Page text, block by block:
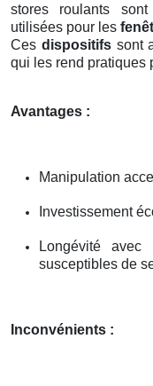
stores roulants
utilisées pour les
Ces dispositifssont
qui les rend pratiques
Avantages :
Manipulation
Investissement
Longévité avec
susceptibles de
Inconvénients :